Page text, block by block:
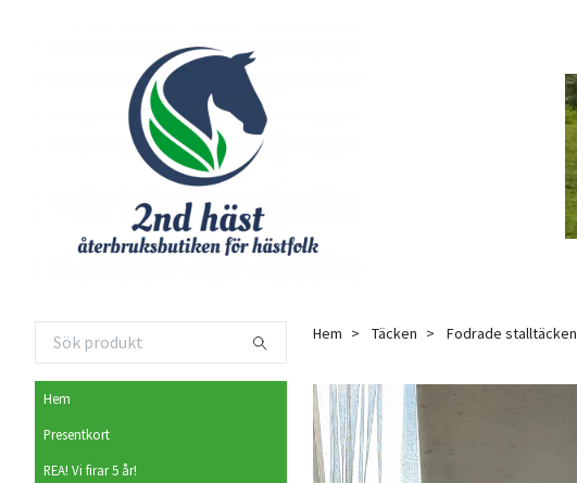
Hem
Presentkort
REA! Vi firar 5 år!
Hem Täcken Fodrade stalltäcken